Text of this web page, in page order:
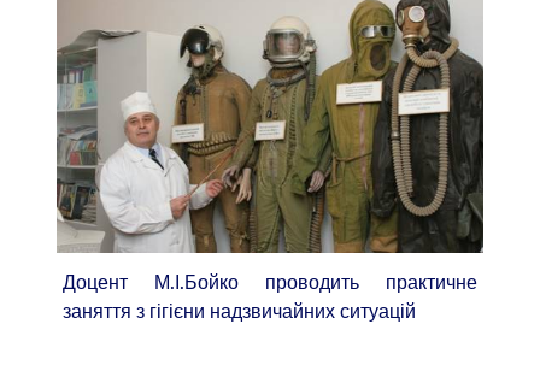
Доцент М.І.Бойко проводить практичне
заняття з гігієни надзвичайних ситуацій